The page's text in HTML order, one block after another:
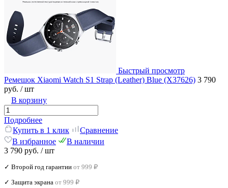
Быстрый просмотр
Ремешок Xiaomi Watch S1 Strap (Leather) Blue (X37626) 3 790
руб. / шт
В корзину
Подробнее
Купить в 1 клик
Сравнение
В избранное
В наличии
3 790 руб. / шт
✓ Второй год гарантии от 999 ₽
✓ Защита экрана от 999 ₽